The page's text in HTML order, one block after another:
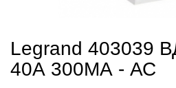
Legrand 403039
40А 300МА - АС